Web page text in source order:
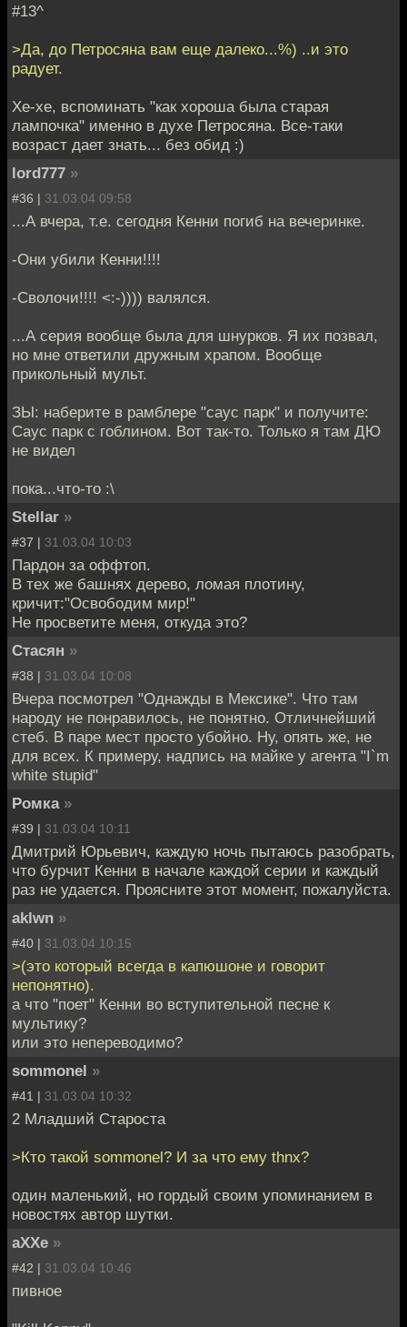
#13^
>Да, до Петросяна вам еще далеко...%) ..и это
радует.
Хе-хе, вспоминать "как хороша была старая
лампочка" именно в духе Петросяна. Все-таки
возраст дает знать... без обид :)
lord777 »
#36 | 31.03.04 09:58
...А вчера, т.е. сегодня Кенни погиб на вечеринке.
-Они убили Кенни!!!!
-Сволочи!!!! <:-)))) валялся.
...А серия вообще была для шнурков. Я их позвал,
но мне ответили дружным храпом. Вообще
прикольный мульт.
ЗЫ: наберите в рамблере "саус парк" и получите:
Саус парк с гоблином. Вот так-то. Только я там ДЮ
не видел
пока...что-то :\
Stellar »
#37 | 31.03.04 10:03
Пардон за оффтоп.
В тех же башнях дерево, ломая плотину,
кричит:"Освободим мир!"
Не просветите меня, откуда это?
Стасян »
#38 | 31.03.04 10:08
Вчера посмотрел "Однажды в Мексике". Что там
народу не понравилось, не понятно. Отличнейший
стеб. В паре мест просто убойно. Ну, опять же, не
для всех. К примеру, надпись на майке у агента "I`m
white stupid"
Ромка »
#39 | 31.03.04 10:11
Дмитрий Юрьевич, каждую ночь пытаюсь разобрать,
что бурчит Кенни в начале каждой серии и каждый
раз не удается. Проясните этот момент, пожалуйста.
aklwn »
#40 | 31.03.04 10:15
>(это который всегда в капюшоне и говорит
непонятно).
а что "поет" Кенни во вступительной песне к
мультику?
или это непереводимо?
sommonel »
#41 | 31.03.04 10:32
2 Младший Староста
>Кто такой sommonel? И за что ему thnx?
один маленький, но гордый своим упоминанием в
новостях автор шутки.
aXXe »
#42 | 31.03.04 10:46
пивное